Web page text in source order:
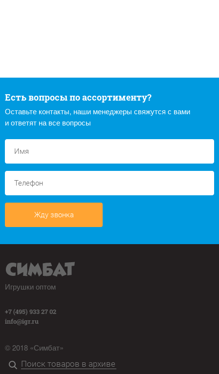
Есть вопросы по ассортименту?
Оставьте контакты, наши менеджеры свяжутся с вами
и ответят на все вопросы
Жду звонка
Игрушки оптом
+7 (495) 933 27 02
info@igr.ru
© 2018 «Симбат»